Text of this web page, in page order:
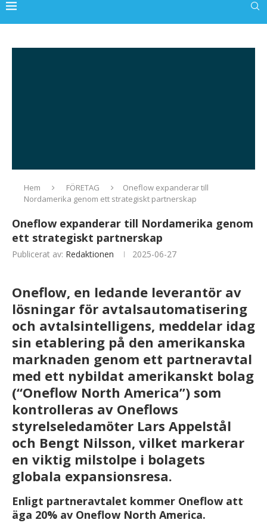
Hem FÖRETAG
Oneflow expanderar till
Nordamerika genom ett strategiskt partnerskap
Oneflow expanderar till Nordamerika genom
ett strategiskt partnerskap
Publicerat av: Redaktionen 2025-06-27
Oneflow, en ledande leverantör av
lösningar för avtalsautomatisering
och avtalsintelligens, meddelar idag
sin etablering på den amerikanska
marknaden genom ett partneravtal
med ett nybildat amerikanskt bolag
(“Oneflow North America”) som
kontrolleras av Oneflows
styrelseledamöter Lars Appelstål
och Bengt Nilsson, vilket markerar
en viktig milstolpe i bolagets
globala expansionsresa.
Enligt partneravtalet kommer Oneflow att
äga 20% av Oneflow North America.